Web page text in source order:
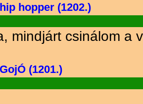
hip hopper (1202.)
mindjárt csinálom a
GojÓ (1201.)